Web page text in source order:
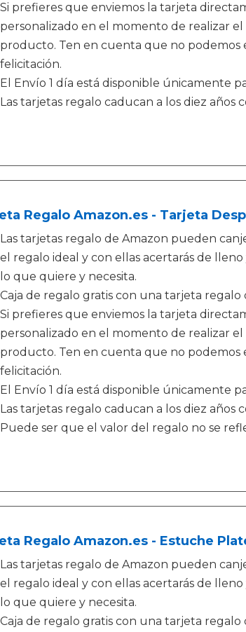
Si prefieres que enviemos la tarjeta
personalizado en el momento de realizar
producto. Ten en cuenta que no podemos
felicitación.
El Envío 1 día está disponible únicamente
Las tarjetas regalo caducan a los diez años
Regalo Amazon.es - Tarjeta
Las tarjetas regalo de Amazon pueden
el regalo ideal y con ellas acertarás de
lo que quiere y necesita.
Caja de regalo gratis con una tarjeta regalo
Si prefieres que enviemos la tarjeta
personalizado en el momento de realizar
producto. Ten en cuenta que no podemos
felicitación.
El Envío 1 día está disponible únicamente
Las tarjetas regalo caducan a los diez años
Puede ser que el valor del regalo no se
Regalo Amazon.es - Estuche
Las tarjetas regalo de Amazon pueden
el regalo ideal y con ellas acertarás de
lo que quiere y necesita.
Caja de regalo gratis con una tarjeta regalo